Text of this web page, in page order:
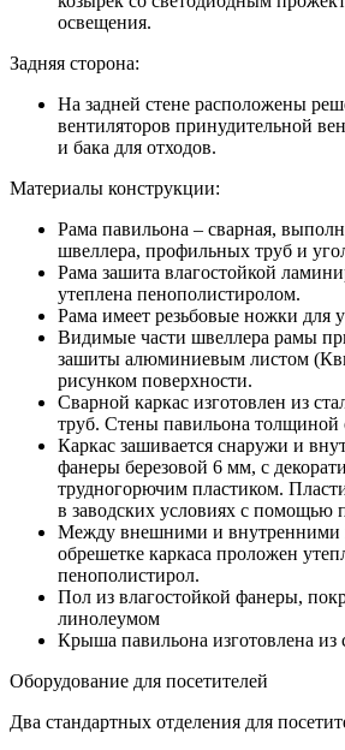
освещения.
Задняя сторона:
На задней стене расположены
вентиляторов принудительной
и бака для отходов.
Материалы конструкции:
Рама павильона – сварная,
швеллера, профильных труб и
Рама зашита влагостойкой
утеплена пенополистиролом.
Рама имеет резьбовые ножки для
Видимые части швеллера рамы
зашиты алюминиевым листом
рисунком поверхности.
Сварной каркас изготовлен из
труб. Стены павильона толщиной
Каркас зашивается снаружи и
фанеры березовой 6 мм, с
трудногорючим пластиком.
в заводских условиях с помощью
Между внешними и внутренними
обрешетке каркаса проложен
пенополистирол.
Пол из влагостойкой фанеры,
линолеумом
Крыша павильона изготовлена из
Оборудование для посетителей
Два стандартных отделения для